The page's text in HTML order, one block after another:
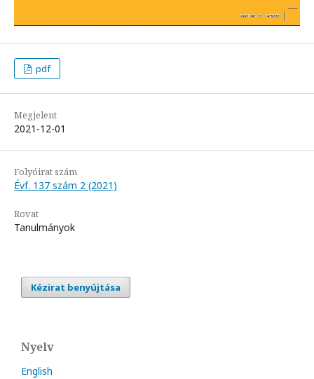
pdf
Megjelent
2021-12-01
Folyóirat szám
Évf. 137 szám 2 (2021)
Rovat
Tanulmányok
Kézirat benyújtása
Nyelv
English